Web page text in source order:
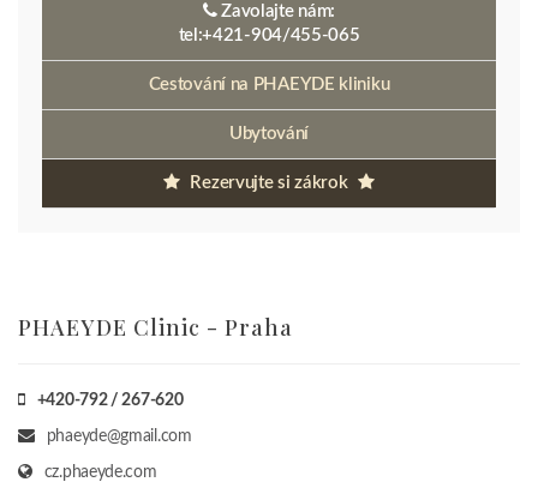
Zavolajte nám:
tel:+421-904/455-065
Cestování na PHAEYDE kliniku
Ubytování
Rezervujte si zákrok
PHAEYDE Clinic - Praha
+420-792 / 267-620
phaeyde@gmail.com
cz.phaeyde.com